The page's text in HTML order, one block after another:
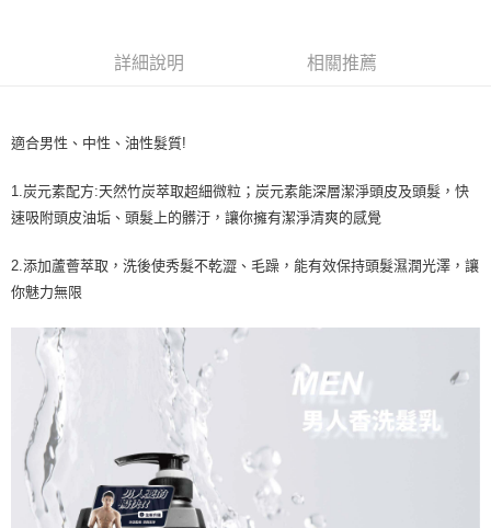
客戶支援中心」 https://netprotections.freshdesk.com/support/home
權轉讓予恩沛科技股份有限公司。
https://aftee.tw/terms/#terms3
３．未成年的使用者請事先徵得法定代理人或監護人之同意方可使用
「AFTEE先享後付」，若未經同意申辦者引起之損失，本公司不負相關責
４．使用「AFTEE先享後付」時，將依據個別帳號之用戶狀況，依本公司即
時審查核予不同之上限額度；若仍有額度不足之情形，本公司將視審查結果
５．嚴禁一人註冊多個帳號或使用他人資訊註冊。若發現惡意使用之情形，
恩沛科技股份有限公司將有權停止該用戶之使用額度並採取法律行動。
付款後7-11取貨
每筆NT$65，滿NT$490(含以上)免運費
宅配(本島)
付款後寶雅門市自取(由倉庫統一出貨)
詳細說明 相關推薦
適合男性、中性、油性髮質!
1.炭元素配方:天然竹炭萃取超細微粒；炭元素能深層潔淨頭皮及頭髮，快
速吸附頭皮油垢、頭髮上的髒汙，讓你擁有潔淨清爽的感覺
2.添加蘆薈萃取，洗後使秀髮不乾澀、毛躁，能有效保持頭髮濕潤光澤，讓
你魅力無限